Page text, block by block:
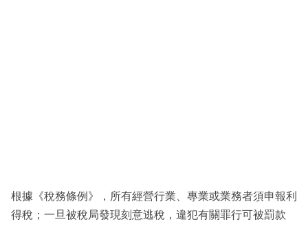
根據《稅務條例》，所有經營行業、專業或業務者須申報利
得稅；一旦被稅局發現刻意逃稅，違犯有關罪行可被罰款